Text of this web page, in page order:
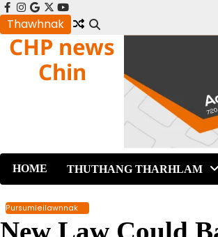
Skip
to
content
facebook
instagram
google
x youtube
Thawhnak
CHP news
Chin
HOME THUTHANG THARHLAM
Pursumleilawnnak